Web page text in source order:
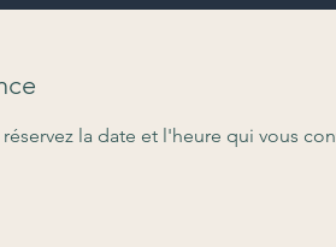
la date et l'heure qui vous